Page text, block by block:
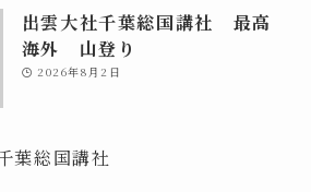
出雲大社千葉総国講社 最高
海外 山登り
2026年8月2日
葉総国講社